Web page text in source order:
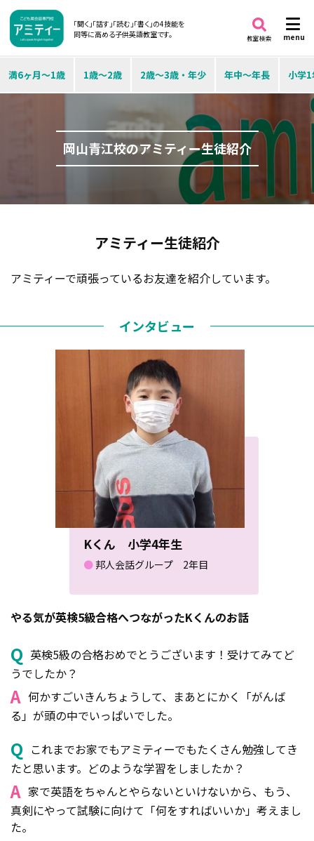
「聞く」「話す」「読む」「書く」の4技能を
同等に高める子供英語教室です。
menu
教室検索
満6ヶ月～1歳 1歳～2歳 2歳～3歳・年少 年中～年長 小学
岡山青江校のアミティー生徒紹介
アミティー生徒紹介
アミティーで頑張っているお友達を紹介しています。
インタビュー
Kくん 小学4年生
●邦人会話グループ 2年目
やる気が英検5級合格へつながったKくんのお話
Q 英検5級の合格おめでとうございます！受けてみてど
うでしたか？
A 何かすごいきんちょうして、まあとにかく「がんば
る」が頭の中でいっぱいでした。
Q これまでお家でもアミティーでもたくさん勉強してき
たと思います。どのような学習をしましたか？
A 家で英語をちゃんとやらないといけないから、もう、
真剣にやって試験に向けて「何をすればいいか」考えまし
た。